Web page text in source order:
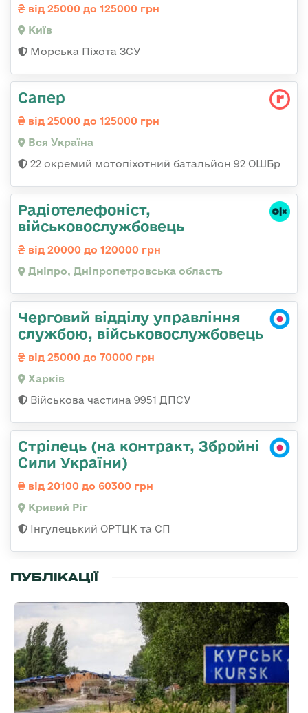
від 25000 до 125000 грн
Київ
Морська Піхота ЗСУ
Сапер
від 25000 до 125000 грн
Вся Україна
22 окремий мотопіхотний батальйон 92 ОШБр
Радіотелефоніст,
військовослужбовець
від 20000 до 120000 грн
Дніпро, Дніпропетровська область
Черговий відділу управління
службою, військовослужбовець
від 25000 до 70000 грн
Харків
Військова частина 9951 ДПСУ
Стрілець (на контракт, Збройні
Сили України)
від 20100 до 60300 грн
Кривий Ріг
Інгулецький ОРТЦК та СП
ПУБЛІКАЦІЇ